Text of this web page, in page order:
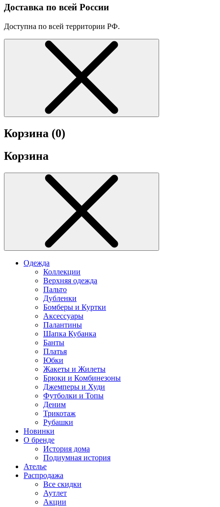
Доставка по всей России
Доступна по всей территории РФ.
Корзина (0)
Корзина
Одежда
Коллекции
Верхняя одежда
Пальто
Дубленки
Бомберы и Куртки
Аксессуары
Палантины
Шапка Кубанка
Банты
Платья
Юбки
Жакеты и Жилеты
Брюки и Комбинезоны
Джемперы и Худи
Футболки и Топы
Деним
Трикотаж
Рубашки
Новинки
О бренде
История дома
Подиумная история
Ателье
Распродажа
Все скидки
Аутлет
Акции